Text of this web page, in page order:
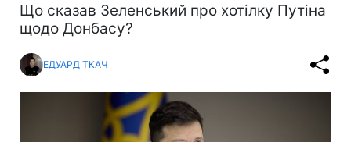
Що сказав Зеленський про хотілку Путіна
щодо Донбасу?
ЕДУАРД ТКАЧ